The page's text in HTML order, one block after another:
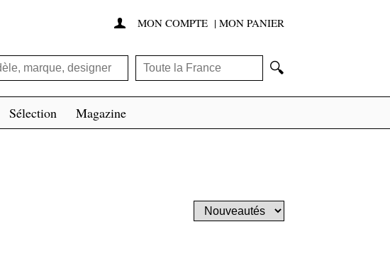
 MON COMPTE | MON PANIER
🔍
Sélection Magazine